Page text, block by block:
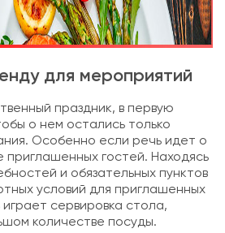
для мероприятий
праздник, в первую
о нем остались только
Особенно если речь идет о
приглашенных гостей. Находясь
и обязательных пунктов
условий для приглашенных
сервировка стола,
количестве посуды.